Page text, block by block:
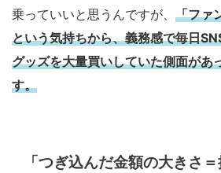
乗っていいと思うんですが、 「ファ
という気持ちから、義務感で毎日
グッズを大量買いしていた側面があ
す。
「つぎ込んだ金額の大きさ